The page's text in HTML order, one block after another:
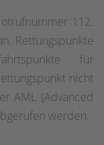
zur L539, die
sich auf einer
Magdalena
von Paderborn
Ab jetzt folgen
kurz vor dem
mit dem
112.
Rettungspunkte
für
nicht
AML (Advanced
werden.